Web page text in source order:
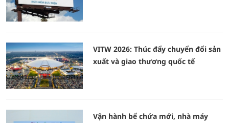
VITW 2026: Thúc đẩy chuyển đổi sản
xuất và giao thương quốc tế
Vận hành bể chứa mới, nhà máy